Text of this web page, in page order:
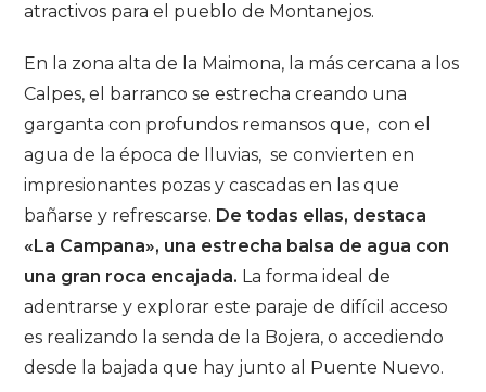
atractivos para el pueblo de Montanejos.
En la zona alta de la Maimona, la más cercana a los
Calpes, el barranco se estrecha creando una
garganta con profundos remansos que, con el
agua de la época de lluvias, se convierten en
impresionantes pozas y cascadas en las que
bañarse y refrescarse. De todas ellas, destaca
«La Campana», una estrecha balsa de agua con
una gran roca encajada. La forma ideal de
adentrarse y explorar este paraje de difícil acceso
es realizando la senda de la Bojera, o accediendo
desde la bajada que hay junto al Puente Nuevo.